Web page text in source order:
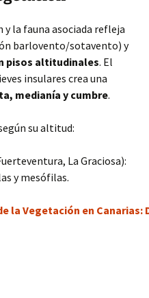
la fauna asociada refleja
barlovento/sotavento) y
pisos altitudinales. El
insulares crea una
medianía y cumbre.
su altitud:
La Graciosa):
y mesófilas.
la Vegetación en Canarias: